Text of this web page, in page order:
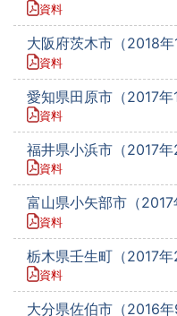
資料
大阪府茨木市（2018年
資料
愛知県田原市（2017
資料
福井県小浜市（2017
資料
富山県小矢部市（2017
資料
栃木県壬生町（2017年
資料
大分県佐伯市（2016